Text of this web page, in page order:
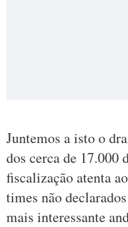
Juntemos a isto o
dos cerca de 17.000
fiscalização atenta
times não
mais interessante